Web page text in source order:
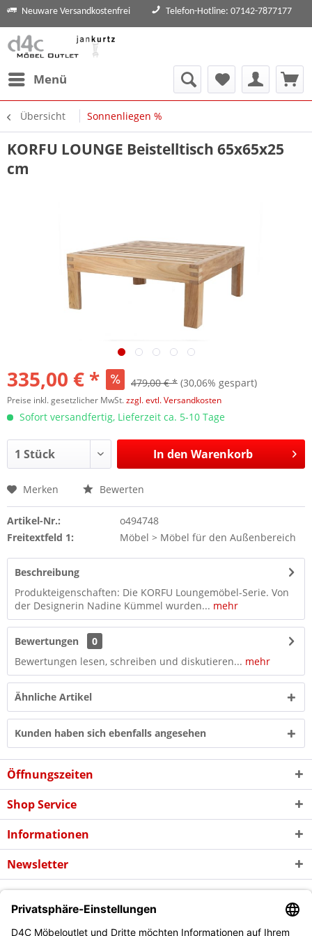
Neuware Versandkostenfrei Telefon-Hotline: 07142-7877177
Menü
Übersicht Sonnenliegen %
KORFU LOUNGE Beistelltisch 65x65x25
cm
335,00 € * 479,00 € * (30,06% gespart)
Preise inkl. gesetzlicher MwSt.zzgl. evtl. Versandkosten
Sofort versandfertig, Lieferzeit ca. 5-10 Tage
In den Warenkorb
Merken Bewerten
Artikel-Nr.:
o494748
Freitextfeld 1:
Möbel > Möbel für den Außenbereich
Beschreibung
Produkteigenschaften: Die KORFU Loungemöbel-Serie. Von
der Designerin Nadine Kümmel wurden... mehr
Bewertungen
0
Bewertungen lesen, schreiben und diskutieren... mehr
Ähnliche Artikel
Kunden haben sich ebenfalls angesehen
Öffnungszeiten
Shop Service
Informationen
Newsletter
* Alle Preise inkl. gesetzl. Mehrwertsteuer zzgl. evtl.
und
ggf. Nachnahmegebühren, wenn nicht anders beschrieben